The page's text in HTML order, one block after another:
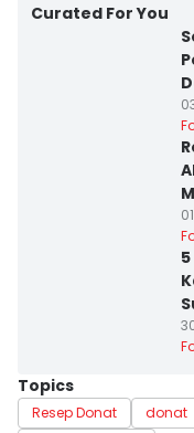
Curated For You
Topics
Resep Donat donat